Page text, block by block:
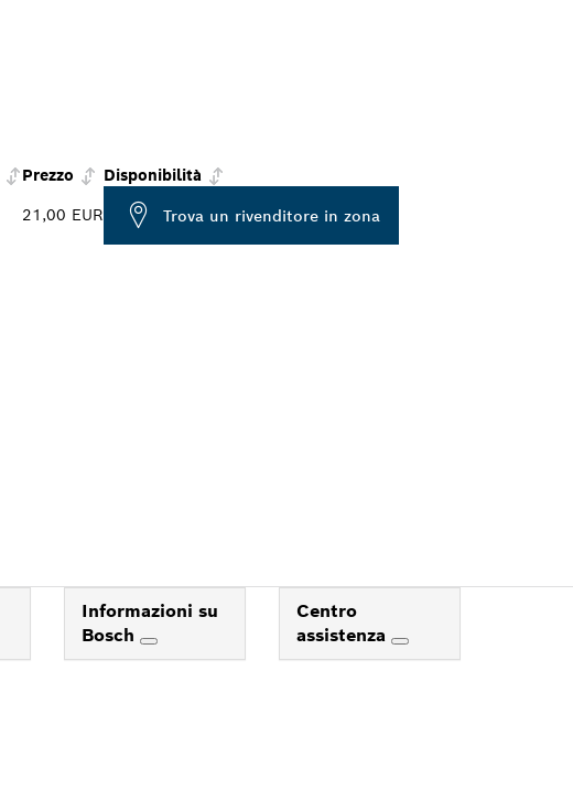
Prezzo
Disponibilità
21,00 EUR Trova un rivenditore in zona
Informazioni su
Bosch
Centro
assistenza